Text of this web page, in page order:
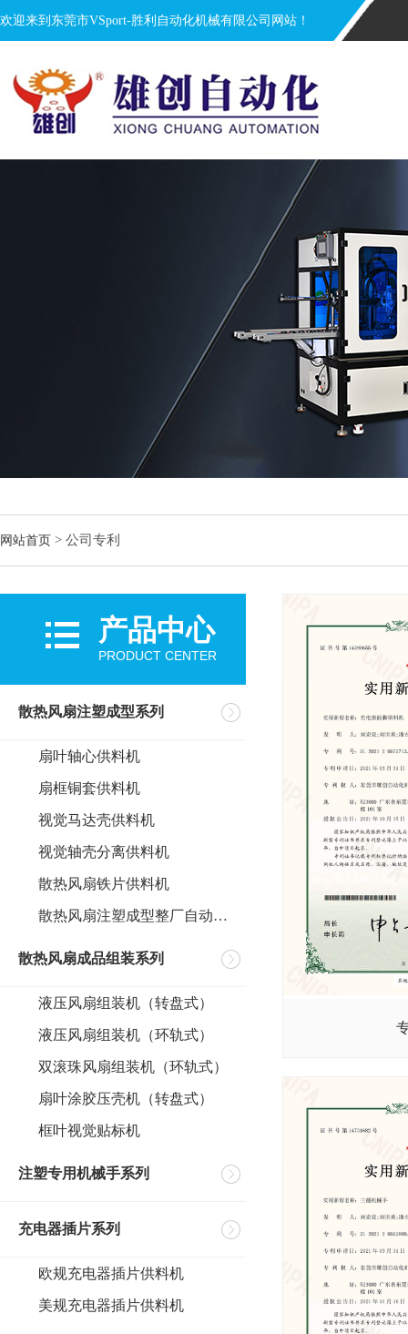
欢迎来到东莞市VSport-胜利自动化机械有限公司网站！
网站首页 > 公司专利
产品中心
PRODUCT CENTER
散热风扇注塑成型系列
扇叶轴心供料机
扇框铜套供料机
视觉马达壳供料机
视觉轴壳分离供料机
散热风扇铁片供料机
散热风扇注塑成型整厂自动化案例
散热风扇成品组装系列
液压风扇组装机（转盘式）
液压风扇组装机（环轨式）
双滚珠风扇组装机（环轨式）
扇叶涂胶压壳机（转盘式）
框叶视觉贴标机
注塑专用机械手系列
充电器插片系列
欧规充电器插片供料机
美规充电器插片供料机